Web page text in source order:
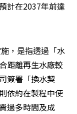
計在2037年前達
，是指透過「水
距離再生水廠較
簽署「換水契
依約在製程中使
過多時間及成